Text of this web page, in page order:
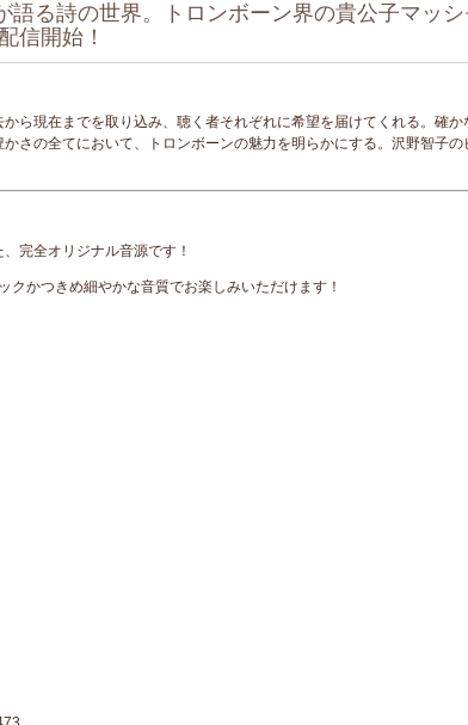
語る詩の世界。トロンボーン界の貴公子マッシ
信開始！
ら現在までを取り込み、聴く者それぞれに希望を届けてくれる。確か
さの全てにおいて、トロンボーンの魅力を明らかにする。沢野智子の
完全オリジナル音源です！
かつきめ細やかな音質でお楽しみいただけます！